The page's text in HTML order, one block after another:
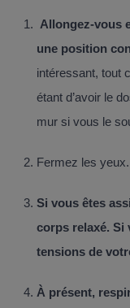
Allongez-vous
une position
intéressant, tout
étant d’avoir le
mur si vous le
Fermez les yeux.
Si vous êtes
corps relaxé. Si
tensions de
À présent,